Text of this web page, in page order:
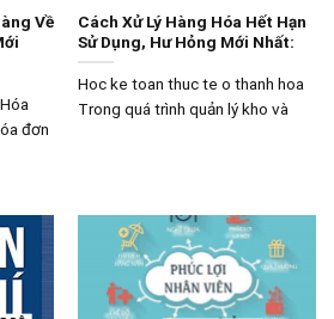
Về
đơn
Cách Xử Lý Hàng Hóa Hết Hạn
Sử Dụng, Hư Hỏng Mới Nhất:
Hoc ke toan thuc te o thanh hoa
Trong quá trình quản lý kho và